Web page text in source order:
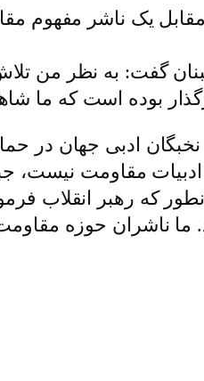
یک ناشر مفهوم
گفت: به نظر من
بوده است که
نخبگان ادبی جهان در
مقاومت نیست،
که رهبر انقلاب
ما ناشران حوزه